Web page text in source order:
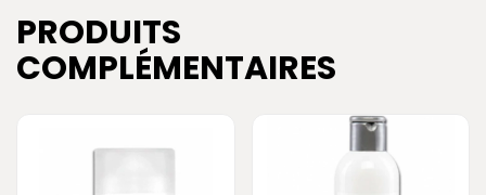
PRODUITS
COMPLÉMENTAIRES